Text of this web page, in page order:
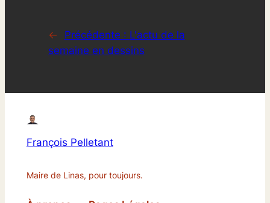
← Précédente : L'actu de la
semaine en dessins
François Pelletant
Maire de Linas, pour toujours.